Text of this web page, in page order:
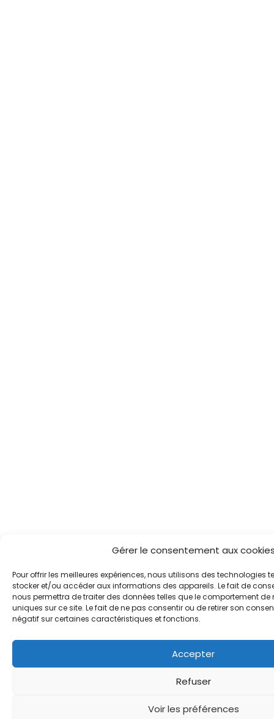
Gérer le consentement aux
Pour offrir les meilleures expériences, nous utilisons des technologies
stocker et/ou accéder aux informations des appareils. Le fait de
nous permettra de traiter des données telles que le comportement de
uniques sur ce site. Le fait de ne pas consentir ou de retirer son
négatif sur certaines caractéristiques et fonctions.
Accepter
Refuser
Voir les préférences